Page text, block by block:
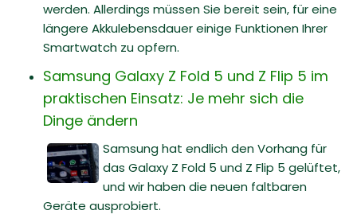
werden. Allerdings müssen Sie bereit sein, für eine
längere Akkulebensdauer einige Funktionen Ihrer
Smartwatch zu opfern.
Samsung Galaxy Z Fold 5 und Z Flip 5 im
praktischen Einsatz: Je mehr sich die
Dinge ändern
Samsung hat endlich den Vorhang für
das Galaxy Z Fold 5 und Z Flip 5 gelüftet,
und wir haben die neuen faltbaren
Geräte ausprobiert.